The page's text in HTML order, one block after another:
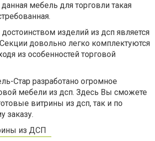
мебель для торговли такая
изделий из дсп является
довольно легко комплектуются
из особенностей торговой
Стар разработано огромное
мебели из дсп. Здесь Вы сможете
витрины из дсп, так и по
заказу.